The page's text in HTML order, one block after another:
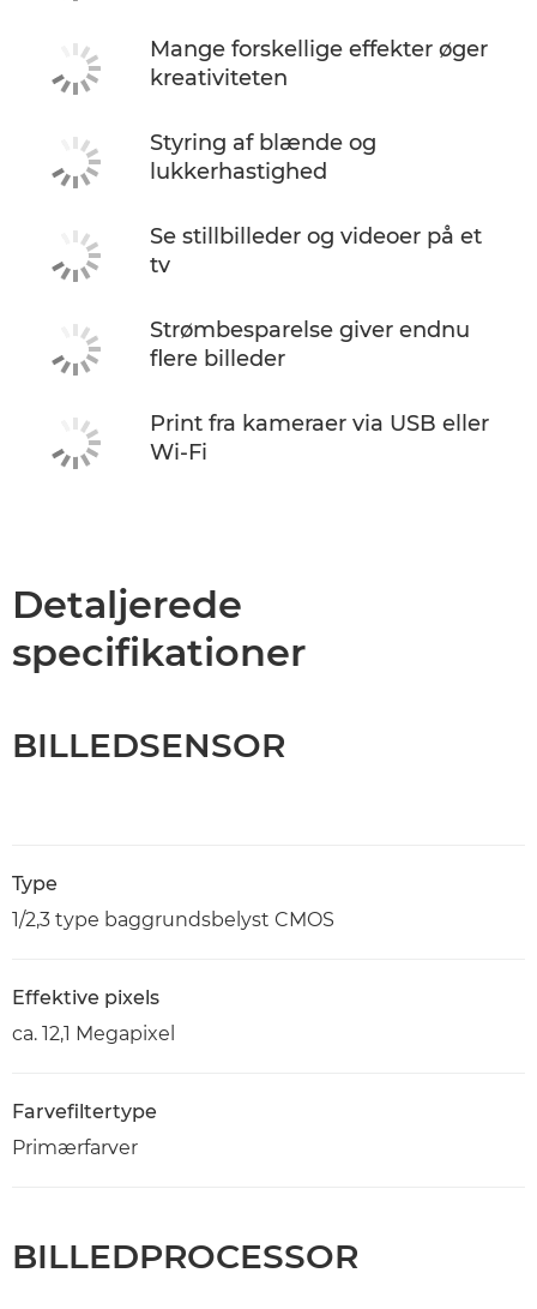
Mange forskellige effekter øger
kreativiteten
Styring af blænde og
lukkerhastighed
Se stillbilleder og videoer på et
tv
Strømbesparelse giver endnu
flere billeder
Print fra kameraer via USB eller
Wi-Fi
Detaljerede
specifikationer
BILLEDSENSOR
Type
1/2,3 type baggrundsbelyst CMOS
Effektive pixels
ca. 12,1 Megapixel
Farvefiltertype
Primærfarver
BILLEDPROCESSOR